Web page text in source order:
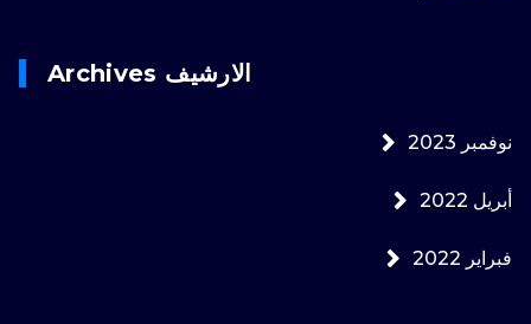
الارشيف Archives
نوفمبر 2023
أبريل 2022
فبراير 2022